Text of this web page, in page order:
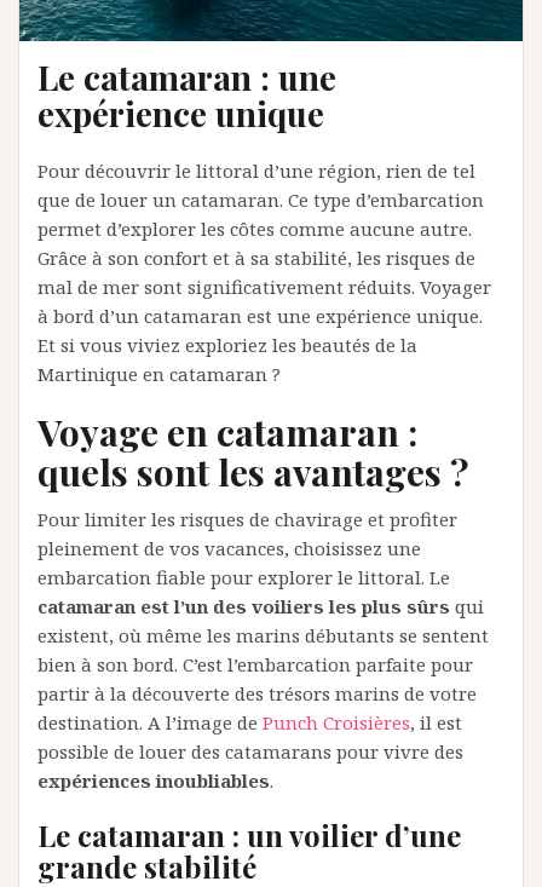
Le catamaran : une
expérience unique
Pour découvrir le littoral d’une région, rien de tel
que de louer un catamaran. Ce type d’embarcation
permet d’explorer les côtes comme aucune autre.
Grâce à son confort et à sa stabilité, les risques de
mal de mer sont significativement réduits. Voyager
à bord d’un catamaran est une expérience unique.
Et si vous viviez exploriez les beautés de la
Martinique en catamaran ?
Voyage en catamaran :
quels sont les avantages ?
Pour limiter les risques de chavirage et profiter
pleinement de vos vacances, choisissez une
embarcation fiable pour explorer le littoral. Le
catamaran est l’un des voiliers les plus sûrs qui
existent, où même les marins débutants se sentent
bien à son bord. C’est l’embarcation parfaite pour
partir à la découverte des trésors marins de votre
destination. A l’image de Punch Croisières, il est
possible de louer des catamarans pour vivre des
expériences inoubliables.
Le catamaran : un voilier d’une
grande stabilité